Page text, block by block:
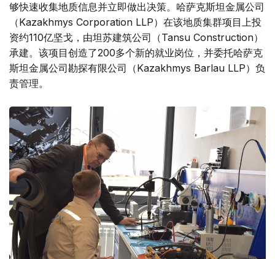
够快速收集地质信息并立即做出决策。哈萨克斯坦金属公司
（Kazakhmys Corporation LLP）在该地质集群项目上投
资约110亿坚戈，由坦苏建筑公司（Tansu Construction）
承建。该项目创造了200多个新的就业岗位，并委托哈萨克
斯坦金属公司勘探有限公司（Kazakhmys Barlau LLP）负
责管理。